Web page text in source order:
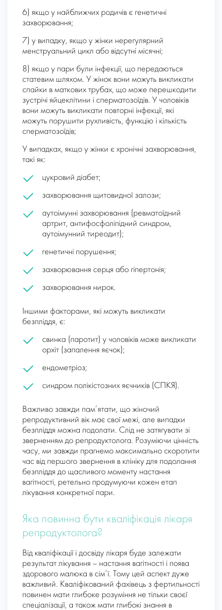
6) якщо у найближчих родичів є генетичні
захворювання;
7) у випадку, якщо у жінки нерегулярний
менструальний цикл або відсутні місячні;
8) якщо у пари були інфекції, що передаються
статевим шляхом. У жінок вони можуть викликати
спайки в маткових трубах, що може перешкодити
зустрічі яйцеклітини і сперматозоїдів. У чоловіків
вони можуть викликати повторні інфекції, які
можуть порушити рухливість, функцію і кількість
сперматозоїдів;
У випадках, якщо у жінки є хронічні захворювання,
такі як:
цукровий діабет;
захворювання щитовидної залози;
аутоімунні захворювання (ревматоїдний
артрит, антифосфоліпідний синдром,
аутоімунний тиреодит);
генетичні порушення;
захворювання серця або гіпертонія;
захворювання нирок.
Іншими факторами, які можуть викликати
безпліддя, є:
свинка (паротит) у чоловіків може викликати
орхіт (запалення яєчок);
ендометріоз;
синдром полікістозних яєчників (СПКЯ).
Важливо завжди пам’ятати, що жіночий
репродуктивний вік має свої межі, але випадки
безпліддя можна подолати. Слід не затягувати зі
зверненням до репродуктолога. Розуміючи цінність
часу, ми завжди прагнемо максимально скоротити
час від першого звернення в клініку для подолання
безпліддя до щасливого моменту настання
вагітності, ретельно продумуючи кожен етап
лікування конкретної пари.
Яка повинна бути кваліфікація лікаря
репродуктолога?
Від кваліфікації і досвіду лікаря буде залежати
результат лікування – настання вагітності і поява
здорового малюка в сім’ї. Тому цей аспект дуже
важливий. Кваліфікований фахівець з фертильності
повинен мати глибоке розуміння не тільки своєї
спеціалізації, а також мати глибокі знання в